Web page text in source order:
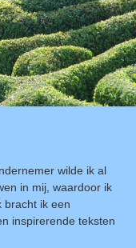
wilde ik al
in mij, waardoor ik
bracht ik een
inspirerende teksten